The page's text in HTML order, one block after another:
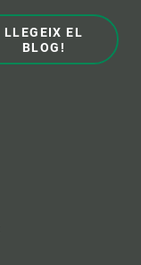
LLEGEIX EL
BLOG!